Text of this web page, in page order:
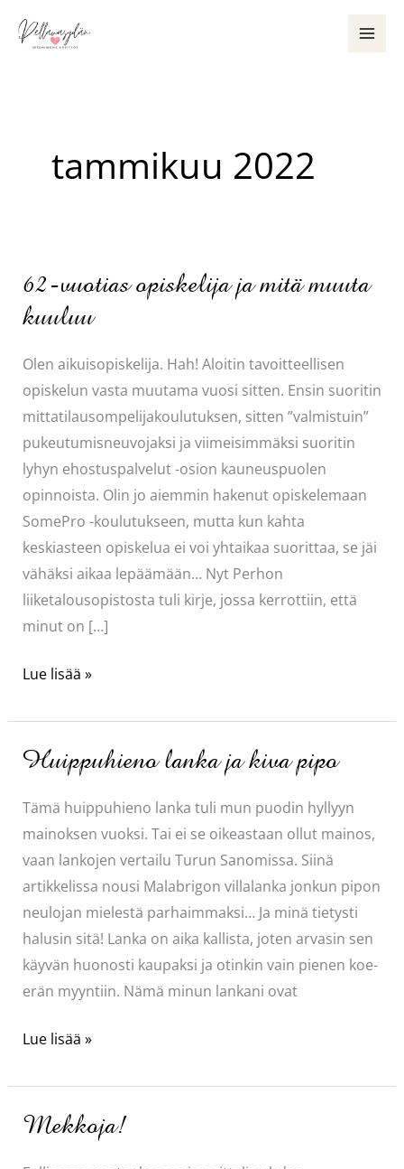
sisältöön
tammikuu 2022
62-vuotias opiskelija ja mitä muuta
kuuluu
Olen aikuisopiskelija. Hah! Aloitin tavoitteellisen
opiskelun vasta muutama vuosi sitten. Ensin suoritin
mittatilausompelijakoulutuksen, sitten ”valmistuin”
pukeutumisneuvojaksi ja viimeisimmäksi suoritin
lyhyn ehostuspalvelut -osion kauneuspuolen
opinnoista. Olin jo aiemmin hakenut opiskelemaan
SomePro -koulutukseen, mutta kun kahta
keskiasteen opiskelua ei voi yhtaikaa suorittaa, se jäi
vähäksi aikaa lepäämään… Nyt Perhon
liiketalousopistosta tuli kirje, jossa kerrottiin, että
minut on […]
62-
opiskelija
ja
muuta
kuuluu
Lue lisää »
Huippuhieno lanka ja kiva pipo
Tämä huippuhieno lanka tuli mun puodin hyllyyn
mainoksen vuoksi. Tai ei se oikeastaan ollut mainos,
vaan lankojen vertailu Turun Sanomissa. Siinä
artikkelissa nousi Malabrigon villalanka jonkun pipon
neulojan mielestä parhaimmaksi… Ja minä tietysti
halusin sitä! Lanka on aika kallista, joten arvasin sen
käyvän huonosti kaupaksi ja otinkin vain pienen koe-
erän myyntiin. Nämä minun lankani ovat
Huippuhieno
ja
kiva
Lue lisää »
Mekkoja!